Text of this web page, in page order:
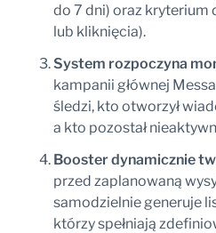
do 7 dni) oraz kryterium
lub kliknięcia).
System rozpoczyna
kampanii głównej
śledzi, kto otworzył
a kto pozostał
Booster dynamicznie
przed zaplanowaną
samodzielnie generuje
którzy spełniają